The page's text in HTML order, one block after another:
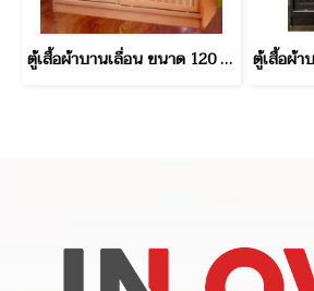
ตู้เสื้อผ้าบานเลื่อน ขนาด 120 ซม.